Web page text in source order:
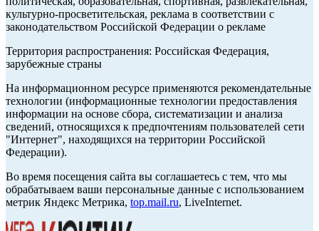
культурно-просветительская, реклама в соответствии с
законодательством Российской Федерации о рекламе
Территория распространения: Российская Федерация,
зарубежные страны
На информационном ресурсе применяются рекомендательные
технологии (информационные технологии предоставления
информации на основе сбора, систематизации и анализа
сведений, относящихся к предпочтениям пользователей сети
"Интернет", находящихся на территории Российской
Федерации).
Во время посещения сайта вы соглашаетесь с тем, что мы
обрабатываем ваши персональные данные с использованием
метрик Яндекс Метрика, top.mail.ru, LiveInternet.